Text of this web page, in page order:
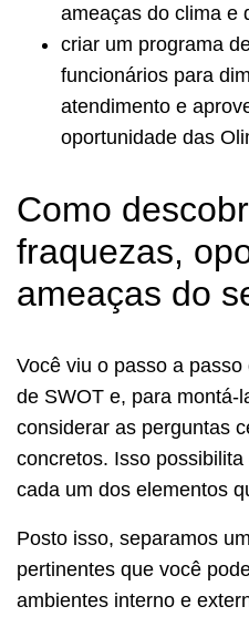
ameaças do clima e
criar um programa
funcionários para
atendimento e
oportunidade das
Como
fraquezas,
ameaças do
Você viu o passo a
de SWOT e, para montá-
considerar as perguntas
concretos. Isso
cada um dos elementos
Posto isso, separamos
pertinentes que você
ambientes interno e